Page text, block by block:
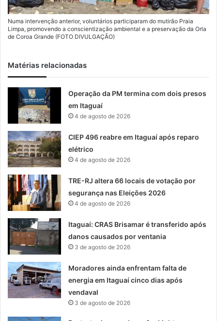
Numa intervenção anterior, voluntários participaram do mutirão Praia
Limpa, promovendo a conscientização ambiental e a preservação da Orla
de Coroa Grande (FOTO DIVULGAÇÃO)
Matérias relacionadas
Operação da PM termina com dois presos
em Itaguaí
4 de agosto de 2026
CIEP 496 reabre em Itaguaí após reparo
elétrico
4 de agosto de 2026
TRE-RJ altera 66 locais de votação por
segurança nas Eleições 2026
4 de agosto de 2026
Itaguaí: CRAS Brisamar é transferido após
danos causados por ventania
3 de agosto de 2026
Moradores ainda enfrentam falta de
energia em Itaguaí cinco dias após
vendaval
3 de agosto de 2026